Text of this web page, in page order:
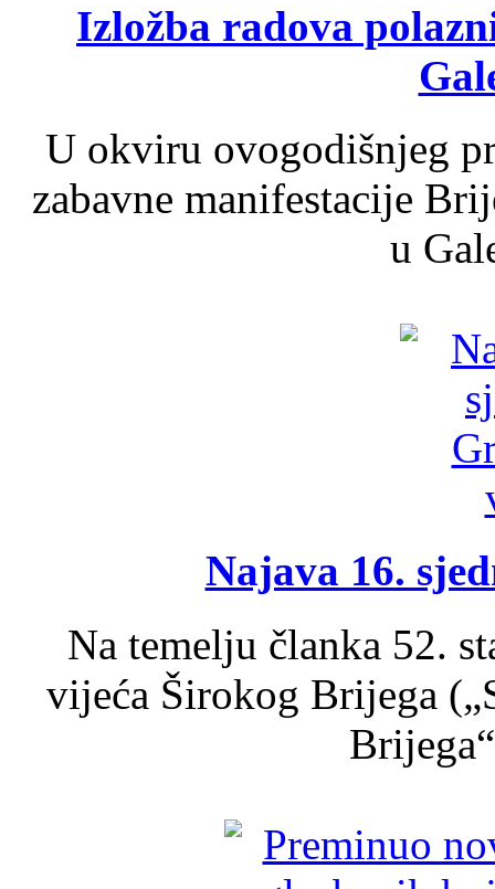
Izložba radova
U okviru ovogodišnjeg
zabavne manifestacije
u
Najava 16.
Na temelju članka 52.
vijeća Širokog Brijega